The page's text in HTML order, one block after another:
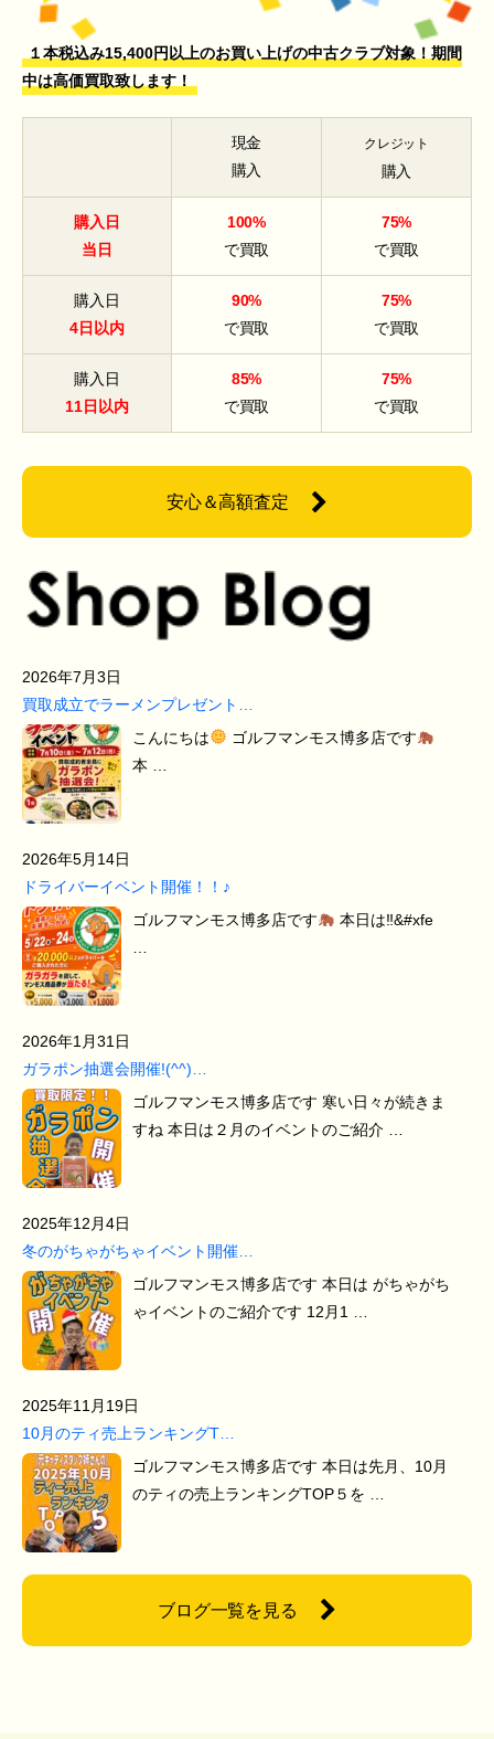
１本税込み15,400円以上のお買い上げの中古クラブ対象！期間
中は高価買取致します！
現金
購入
クレジット
購入
購入日
当日
100%
で買取
75%
で買取
購入日
4日以内
90%
で買取
75%
で買取
購入日
11日以内
85%
で買取
75%
で買取
安心＆高額査定
2026年7月3日
買取成立でラーメンプレゼント…
こんにちは
ゴルフマンモス博多店です
本 …
2026年5月14日
ドライバーイベント開催！！♪
ゴルフマンモス博多店です
本日は‼&#xfe
2026年1月31日
ガラポン抽選会開催!(^^)…
ゴルフマンモス博多店です 寒い日々が続きま
すね 本日は２月のイベントのご紹介 …
2025年12月4日
冬のがちゃがちゃイベント開催…
ゴルフマンモス博多店です 本日は がちゃがち
ゃイベントのご紹介です 12月1 …
2025年11月19日
10月のティ売上ランキングT…
ゴルフマンモス博多店です 本日は先月、10月
のティの売上ランキングTOP５を …
ブログ一覧を見る